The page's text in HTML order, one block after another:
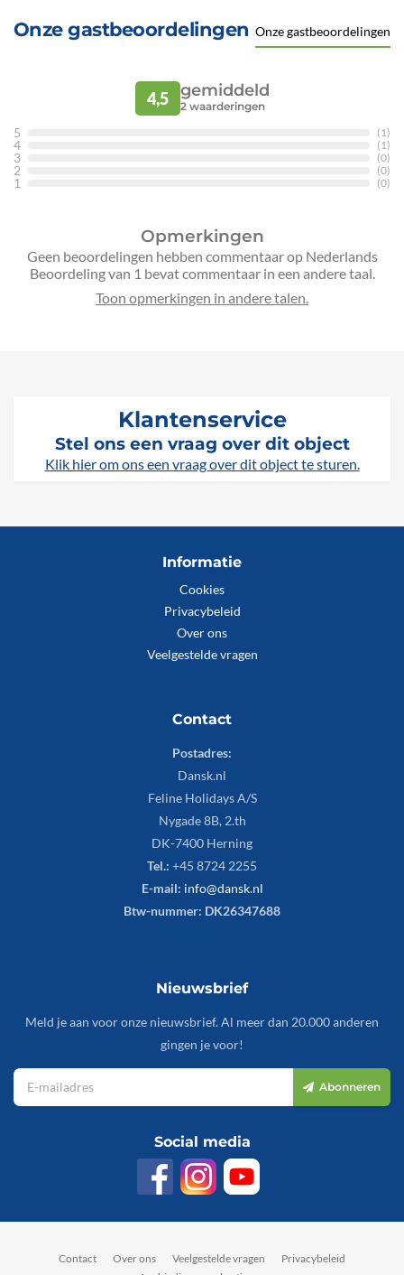
Onze gastbeoordelingen Onze gastbeoordelingen
4,5 gemiddeld
2waarderingen
5 (1)
4 (1)
3 (0)
2 (0)
1 (0)
Opmerkingen
Geen beoordelingen hebben commentaar op Nederlands
Beoordeling van 1 bevat commentaar in een andere taal.
Klantenservice
Stel ons een vraag over dit object
Klik hier om ons een vraag over dit object te sturen.
Informatie
Cookies
Privacybeleid
Over ons
Veelgestelde vragen
Contact
Postadres:
Dansk.nl
Feline Holidays A/S
Nygade 8B, 2.th
DK-7400 Herning
Tel.: +45 8724 2255
E-mail: info@dansk.nl
Btw-nummer: DK26347688
Nieuwsbrief
Meld je aan voor onze nieuwsbrief. Al meer dan 20.000 anderen
gingen je voor!
Abonneren
Social media
Contact Over ons Veelgestelde vragen
Privacybeleid